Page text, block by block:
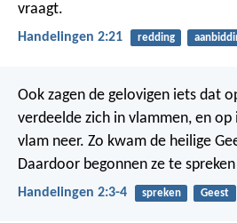
vraagt.
Handelingen 2:21 redding
Ook zagen de gelovigen iets dat
verdeelde zich in vlammen, en
vlam neer. Zo kwam de heilige
Daardoor begonnen ze te
Handelingen 2:3-4 spreken Geest